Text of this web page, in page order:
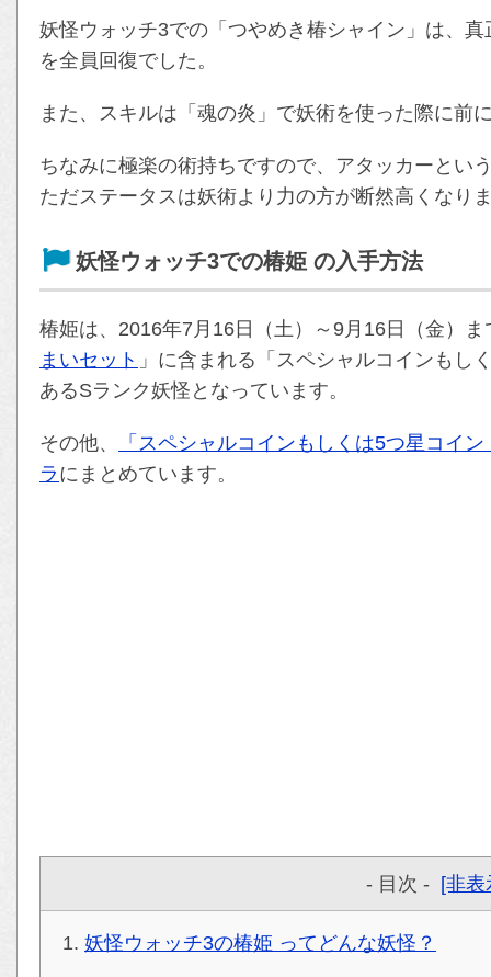
妖怪ウォッチ3での「つやめき椿シャイン」は、
を全員回復でした。
また、スキルは「魂の炎」で妖術を使った際に前
ちなみに極楽の術持ちですので、アタッカーとい
ただステータスは妖術より力の方が断然高くなり
妖怪ウォッチ3での椿姫 の入手方法
椿姫は、2016年7月16日（土）～9月16日（金）
まいセット 」に含まれる「スペシャルコインもし
あるSランク妖怪となっています。
その他、
「スペシャルコインもしくは5つ星コイ
ラ にまとめています。
- 目次 - [非表
妖怪ウォッチ3の椿姫 ってどんな妖怪？